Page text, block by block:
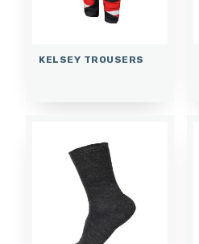
KELSEY TROUSERS